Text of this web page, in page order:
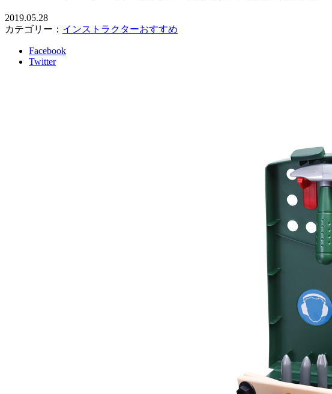
2019.05.28
カテゴリー： インストラクターおすすめ
Facebook
Twitter